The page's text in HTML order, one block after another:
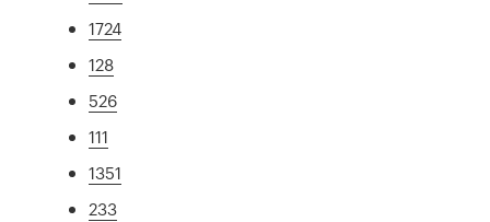
1724
128
526
111
1351
233